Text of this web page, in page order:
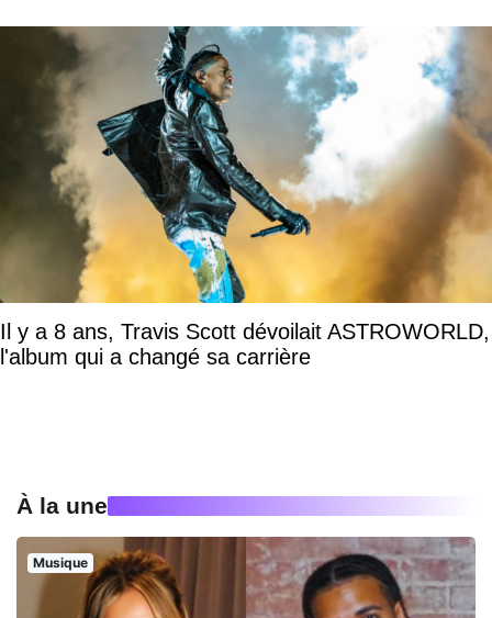
Il y a 8 ans, Travis Scott dévoilait ASTROWORLD,
l'album qui a changé sa carrière
À la une
Musique